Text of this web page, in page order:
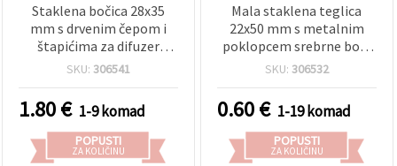
Staklena bočica 28x35
mm s drvenim čepom i
štapićima za difuzer
mirisa
SKU: 306541
1.80€ 1-9 komad
POPUSTI
ZA KOLIČINU
Mala staklena teglica
22x50 mm s metalnim
poklopcem srebrne boje
za hobi i kreativne
SKU: 306532
0.60€ 1-19 komad
POPUSTI
ZA KOLIČINU